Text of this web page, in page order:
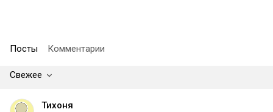
Посты Комментарии
Свежее
Тихоня